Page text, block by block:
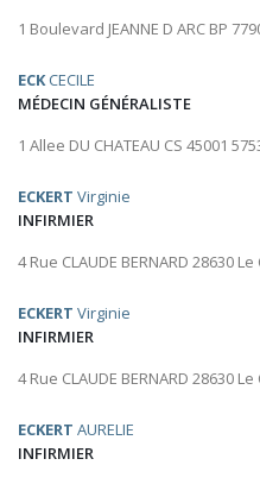
1 Boulevard JEANNE D ARC BP
ECKCECILE
MÉDECIN GÉNÉRALISTE
1 Allee DU CHATEAU CS 45001
ECKERT Virginie
INFIRMIER
4 Rue CLAUDE BERNARD 28630
ECKERT Virginie
INFIRMIER
4 Rue CLAUDE BERNARD 28630
ECKERT AURELIE
INFIRMIER